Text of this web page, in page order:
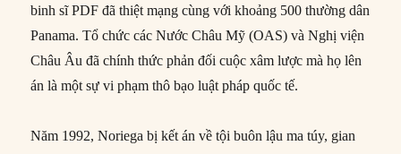
binh sĩ PDF đã thiệt mạng cùng với khoảng 500 thường dân
Panama. Tổ chức các Nước Châu Mỹ (OAS) và Nghị viện
Châu Âu đã chính thức phản đối cuộc xâm lược mà họ lên
án là một sự vi phạm thô bạo luật pháp quốc tế.
Năm 1992, Noriega bị kết án về tội buôn lậu ma túy, gian